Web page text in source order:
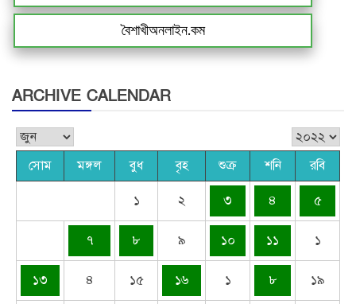
বৈশাখীঅনলাইন.কম
ARCHIVE CALENDAR
সোম মঙ্গল বুধ বৃহ শুক্র শনি রবি
১ ২ ৩ ৪ ৫
৭ ৮ ৯ ১০ ১১ ১
১৩ ৪ ১৫ ১৬ ১ ৮ ১৯